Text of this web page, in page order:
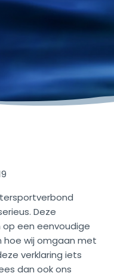
Deze
op een eenvoudige
hoe wij omgaan met
verklaring iets
dan ook ons